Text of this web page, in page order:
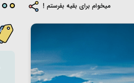
میخوام برای بقیه بفرستم !